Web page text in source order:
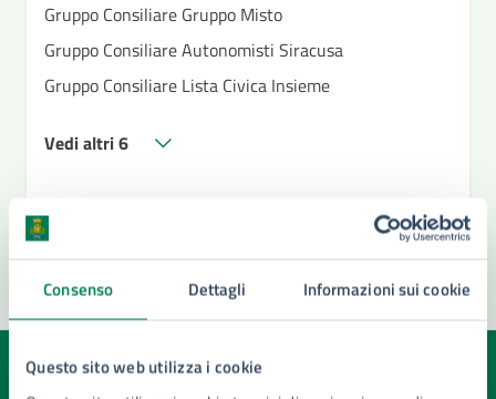
Consenso Dettagli Informazioni sui cookie
Questo sito web utilizza i cookie
Gruppo Consiliare Gruppo Misto
Gruppo Consiliare Autonomisti Siracusa
Gruppo Consiliare Lista Civica Insieme
Vedi altri 6
Quanto sono chiare le informazioni su questa